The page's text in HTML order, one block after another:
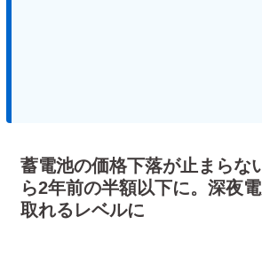
蓄電池の価格下落が止まらな
ら2年前の半額以下に。深夜
取れるレベルに